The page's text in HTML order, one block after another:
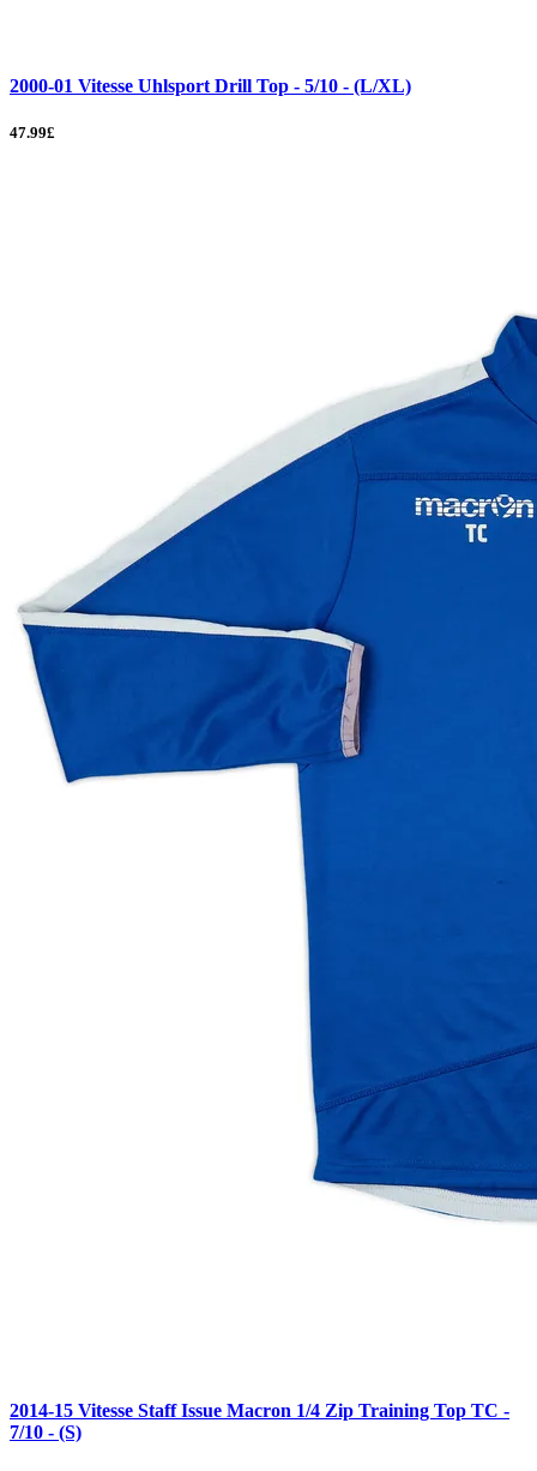
2000-01 Vitesse Uhlsport Drill Top - 5/10 - (L/XL)
47.99£
2014-15 Vitesse Staff Issue Macron 1/4 Zip Training Top TC -
7/10 - (S)